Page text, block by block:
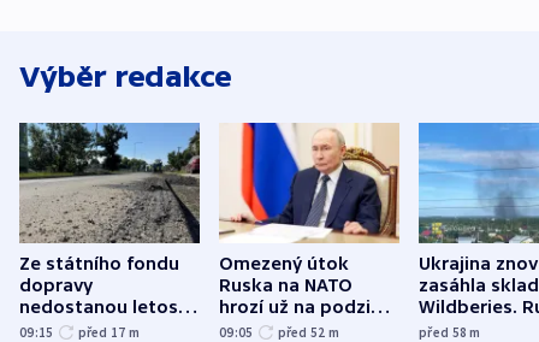
Výběr redakce
Ze státního fondu
dopravy
nedostanou letos
kraje na silnice ani
09:15 před 17 m
Omezený útok
Ruska na NATO
hrozí už na podzim,
varují tajné služby
09:05 před 52 m
Ukrajina
zasáhla
Wildberies.
útočili v
před 58m